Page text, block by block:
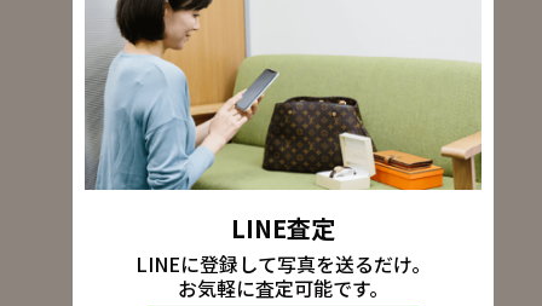
LINE査定
LINEに登録して写真を送るだけ。
お気軽に査定可能です。